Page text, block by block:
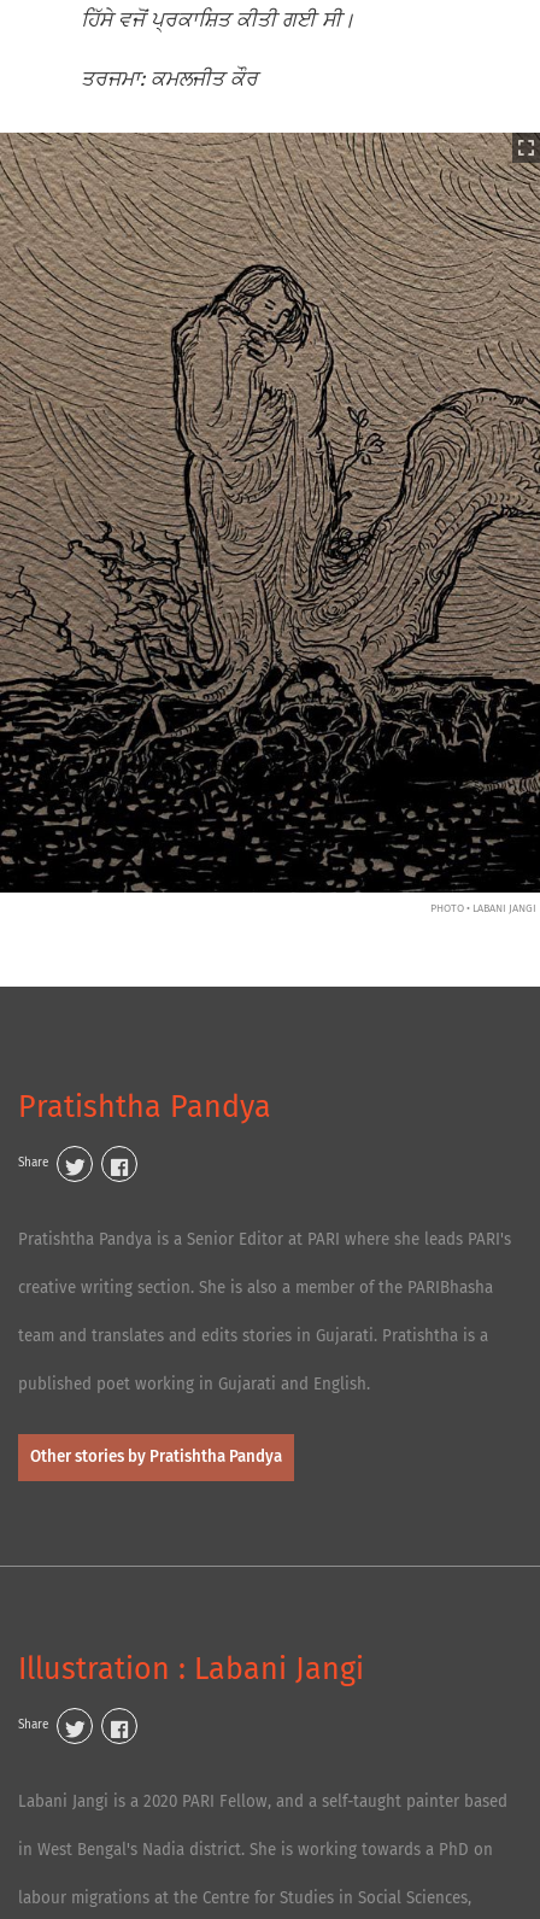
PHOTO • LABANI JANGI
ਹਿੱਸੇ ਵਜੋਂ ਪ੍ਰਕਾਸ਼ਿਤ ਕੀਤੀ ਗਈ ਸੀ।
ਤਰਜਮਾ: ਕਮਲਜੀਤ ਕੌਰ
Pratishtha Pandya
Share
Pratishtha Pandya is a Senior Editor at PARI where she leads PARI's
creative writing section. She is also a member of the PARIBhasha
team and translates and edits stories in Gujarati. Pratishtha is a
published poet working in Gujarati and English.
Other stories by Pratishtha Pandya
Illustration : Labani Jangi
Share
Labani Jangi is a 2020 PARI Fellow, and a self-taught painter based
in West Bengal's Nadia district. She is working towards a PhD on
labour migrations at the Centre for Studies in Social Sciences,